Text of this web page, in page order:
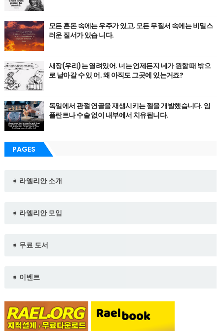
모든 혼돈 속에는 우주가 있고, 모든 무질서 속에는 비밀스
러운 질서가 있습 니다.
새장(우리)는 열려있어. 너는 언제든지 네가 원할 때 밖으
로 날아갈 수 있 어. 왜 아직도 그곳에 있는거죠?
독일에서 관절 연골을 재생시키는 젤을 개발했습니다. 임
플란트나 수술 없이 내부에서 치유됩니다.
PAGES
➧ 라엘리안 소개
➧ 라엘리안 모임
➧ 무료 도서
➧ 이벤트